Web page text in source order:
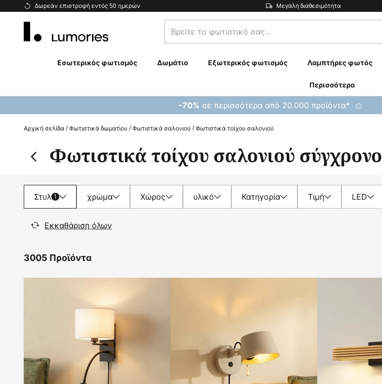
Δωρεάν επιστροφή εντός 50 ημερών Μεγάλη διαθεσιμότητα
Μετάβαση
Βρείτε
το
σας...
Εσωτερικός φωτισμός Δωμάτιο Εξωτερικός φωτισμός Λαμπτήρες φωτός
Περισσότερα
-70% σε περισσότερα από 20.000 προϊόντα*
Αρχική σελίδα Φωτιστικά δωματίου Φωτιστικά σαλονιού Φωτιστικά τοίχου σαλονιού
Φωτιστικά τοίχου σαλονιού σύγχρονο
Στυλ 1 χρώμα Χώρος υλικό Κατηγορία Τιμή LED
Εκκαθάριση όλων
3005 Προϊόντα